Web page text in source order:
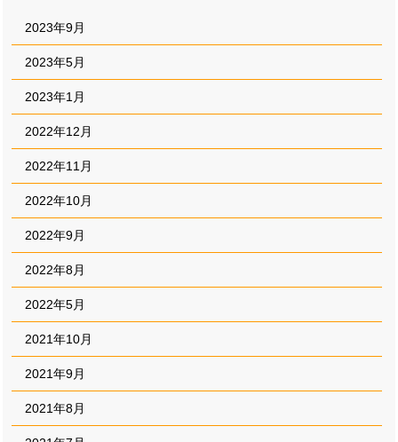
2023年9月
2023年5月
2023年1月
2022年12月
2022年11月
2022年10月
2022年9月
2022年8月
2022年5月
2021年10月
2021年9月
2021年8月